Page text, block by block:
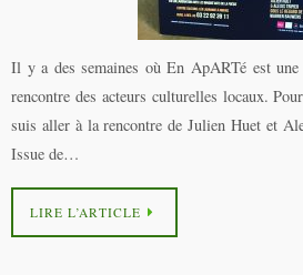
Il y a des semaines où En ApARTé est
rencontre des acteurs culturelles locaux.
suis aller à la rencontre de Julien Huet et
Issue de…
LIRE L’ARTICLE